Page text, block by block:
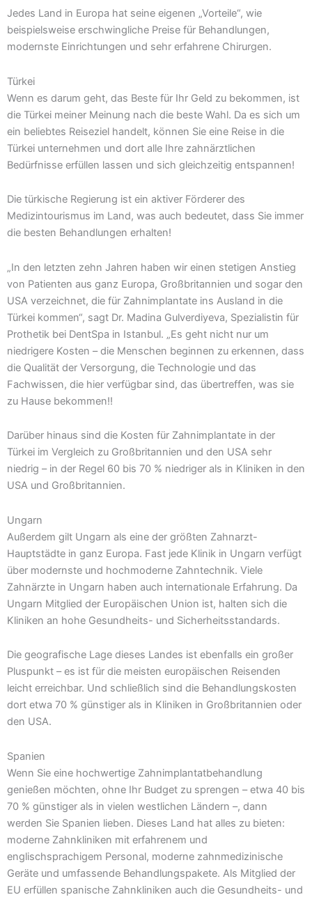
Jedes Land in Europa hat seine eigenen „Vorteile“, wie
beispielsweise erschwingliche Preise für Behandlungen,
modernste Einrichtungen und sehr erfahrene Chirurgen.
Türkei
Wenn es darum geht, das Beste für Ihr Geld zu bekommen, ist
die Türkei meiner Meinung nach die beste Wahl. Da es sich um
ein beliebtes Reiseziel handelt, können Sie eine Reise in die
Türkei unternehmen und dort alle Ihre zahnärztlichen
Bedürfnisse erfüllen lassen und sich gleichzeitig entspannen!
Die türkische Regierung ist ein aktiver Förderer des
Medizintourismus im Land, was auch bedeutet, dass Sie immer
die besten Behandlungen erhalten!
„In den letzten zehn Jahren haben wir einen stetigen Anstieg
von Patienten aus ganz Europa, Großbritannien und sogar den
USA verzeichnet, die für Zahnimplantate ins Ausland in die
Türkei kommen“, sagt Dr. Madina Gulverdiyeva, Spezialistin für
Prothetik bei DentSpa in Istanbul. „Es geht nicht nur um
niedrigere Kosten – die Menschen beginnen zu erkennen, dass
die Qualität der Versorgung, die Technologie und das
Fachwissen, die hier verfügbar sind, das übertreffen, was sie
zu Hause bekommen!!
Darüber hinaus sind die Kosten für Zahnimplantate in der
Türkei im Vergleich zu Großbritannien und den USA sehr
niedrig – in der Regel 60 bis 70 % niedriger als in Kliniken in den
USA und Großbritannien.
Ungarn
Außerdem gilt Ungarn als eine der größten Zahnarzt-
Hauptstädte in ganz Europa. Fast jede Klinik in Ungarn verfügt
über modernste und hochmoderne Zahntechnik. Viele
Zahnärzte in Ungarn haben auch internationale Erfahrung. Da
Ungarn Mitglied der Europäischen Union ist, halten sich die
Kliniken an hohe Gesundheits- und Sicherheitsstandards.
Die geografische Lage dieses Landes ist ebenfalls ein großer
Pluspunkt – es ist für die meisten europäischen Reisenden
leicht erreichbar. Und schließlich sind die Behandlungskosten
dort etwa 70 % günstiger als in Kliniken in Großbritannien oder
den USA.
Spanien
Wenn Sie eine hochwertige Zahnimplantatbehandlung
genießen möchten, ohne Ihr Budget zu sprengen – etwa 40 bis
70 % günstiger als in vielen westlichen Ländern –, dann
werden Sie Spanien lieben. Dieses Land hat alles zu bieten:
moderne Zahnkliniken mit erfahrenem und
englischsprachigem Personal, moderne zahnmedizinische
Geräte und umfassende Behandlungspakete. Als Mitglied der
EU erfüllen spanische Zahnkliniken auch die Gesundheits- und